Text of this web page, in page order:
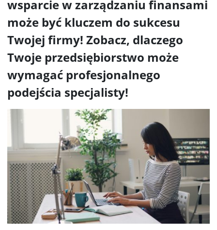
wsparcie w zarządzaniu finansami
może być kluczem do sukcesu
Twojej firmy! Zobacz, dlaczego
Twoje przedsiębiorstwo może
wymagać profesjonalnego
podejścia specjalisty!